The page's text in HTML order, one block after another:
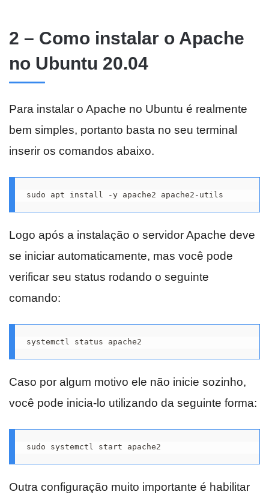
2 – Como instalar o Apache
no Ubuntu 20.04
Para instalar o Apache no Ubuntu é realmente
bem simples, portanto basta no seu terminal
inserir os comandos abaixo.
sudo apt install -y apache2 apache2-utils
Logo após a instalação o servidor Apache deve
se iniciar automaticamente, mas você pode
verificar seu status rodando o seguinte
comando:
systemctl status apache2
Caso por algum motivo ele não inicie sozinho,
você pode inicia-lo utilizando da seguinte forma:
sudo systemctl start apache2
Outra configuração muito importante é habilitar